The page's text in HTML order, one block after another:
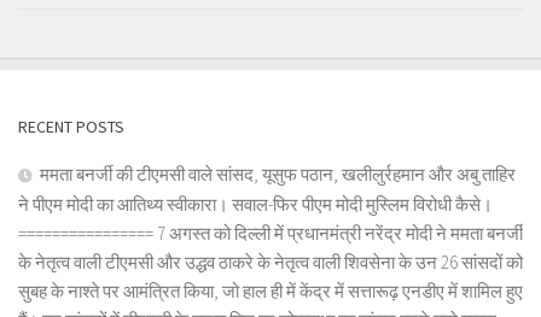
RECENT POSTS
ममता बनर्जी की टीएमसी वाले सांसद, यूसुफ पठान, खलीलुर्रहमान और अबु ताहिर
ने पीएम मोदी का आतिथ्य स्वीकारा। सवाल-फिर पीएम मोदी मुस्लिम विरोधी कैसे।
================ 7 अगस्त को दिल्ली में प्रधानमंत्री नरेंद्र मोदी ने ममता बनर्जी
के नेतृत्व वाली टीएमसी और उद्धव ठाकरे के नेतृत्व वाली शिवसेना के उन 26 सांसदों को
सुबह के नाश्ते पर आमंत्रित किया, जो हाल ही में केंद्र में सत्तारूढ़ एनडीए में शामिल हुए